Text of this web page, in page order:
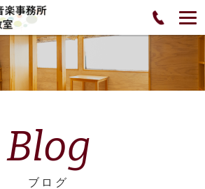
Blog
ブログ